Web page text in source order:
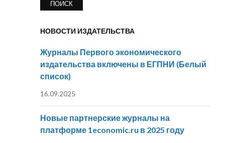
НОВОСТИ ИЗДАТЕЛЬСТВА
Журналы Первого экономического
издательства включены в ЕГПНИ (Белый
список)
16.09.2025
Новые партнерские журналы на
платформе 1economic.ru в 2025 году